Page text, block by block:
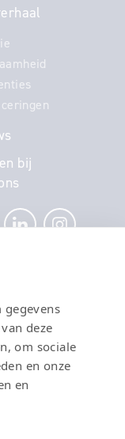
bij
gegevens
deze
om sociale
en onze
en